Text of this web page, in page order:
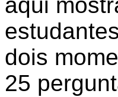
aqui
dois
25